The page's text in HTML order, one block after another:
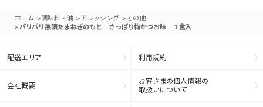
ホーム >調味料・油 > ドレッシング >その他
> パリパリ無限たまねぎのもと さっぱり梅かつお味 １食入
配送エリア 利用規約
会社概要
お客さまの個人情報の
取扱いについて